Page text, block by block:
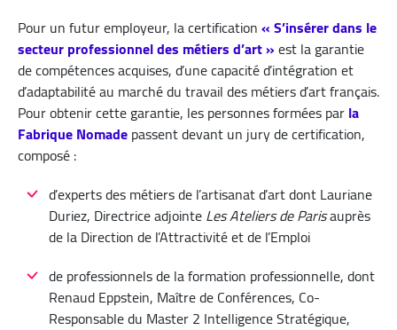
Pour un futur employeur, la certification« S’insérer dans le
secteur professionnel des métiers d’art »est la garantie
de compétences acquises, d’une capacité d’intégration et
d’adaptabilité au marché du travail des métiers d’art français.
Pour obtenir cette garantie, les personnes formées parla
Fabrique Nomadepassent devant un jury de certification,
composé :
d’experts des métiers de l’artisanat d’art dont Lauriane
Duriez, Directrice adjointeLes Ateliers de Parisauprès
de la Direction de l’Attractivité et de l’Emploi
de professionnels de la formation professionnelle, dont
Renaud Eppstein, Maître de Conférences, Co-
Responsable du Master 2 Intelligence Stratégique,